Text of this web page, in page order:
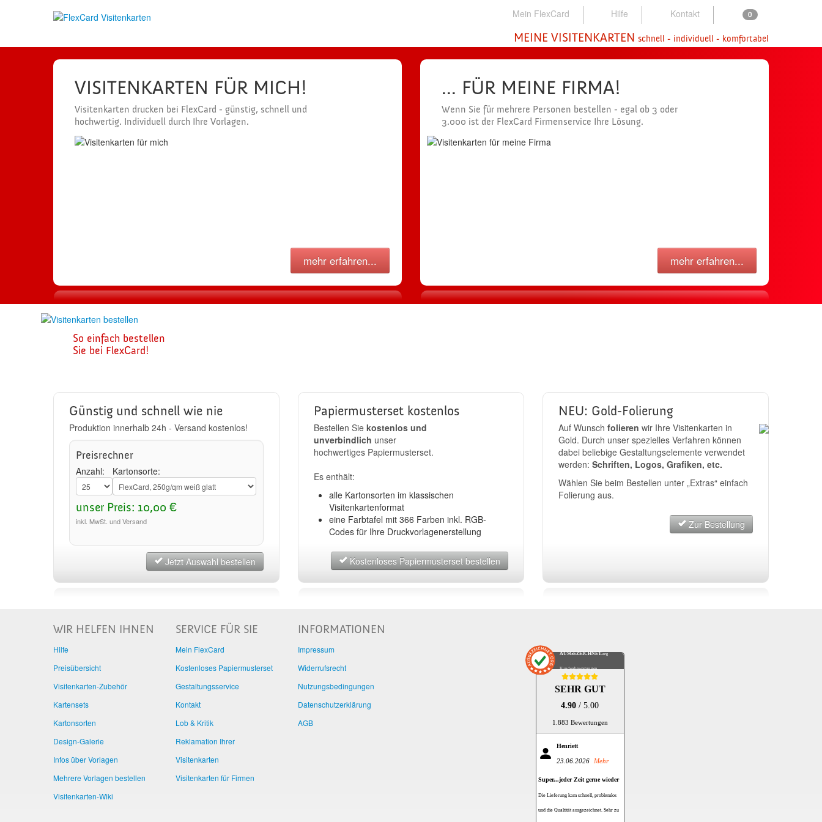
Mein FlexCard Hilfe Kontakt 0
MEINE VISITENKARTEN schnell - individuell - komfortabel
VISITENKARTEN FÜR MICH!
Visitenkarten drucken bei FlexCard - günstig, schnell und
hochwertig. Individuell durch Ihre Vorlagen.
mehr erfahren...
... FÜR MEINE FIRMA!
Wenn Sie für mehrere Personen bestellen - egal ob 3 oder
3.000 ist der FlexCard Firmenservice Ihre Lösung.
mehr erfahren...
So einfach bestellen
Sie bei FlexCard!
Günstig und schnell wie nie
Produktion innerhalb 24h - Versand kostenlos!
Preisrechner
Anzahl: Kartonsorte:
unser Preis: 10,00 €
inkl. MwSt. und Versand
Jetzt Auswahl bestellen
Papiermusterset kostenlos
Bestellen Sie kostenlos und
unverbindlich unser
hochwertiges Papiermusterset.
Es enthält:
alle Kartonsorten im klassischen
Visitenkartenformat
eine Farbtafel mit 366 Farben inkl. RGB-
Codes für Ihre Druckvorlagenerstellung
Kostenloses Papiermusterset bestellen
NEU: Gold-Folierung
Auf Wunsch folieren wir Ihre Visitenkarten in
Gold. Durch unser spezielles Verfahren können
dabei beliebige Gestaltungselemente verwendet
werden: Schriften, Logos, Grafiken, etc.
Wählen Sie beim Bestellen unter „Extras“ einfach
Folierung aus.
Zur Bestellung
WIR HELFEN IHNEN
Hilfe
Preisübersicht
Visitenkarten-Zubehör
Kartensets
Kartonsorten
Design-Galerie
Infos über Vorlagen
Mehrere Vorlagen bestellen
Visitenkarten-Wiki
SERVICE FÜR SIE
Mein FlexCard
Kostenloses Papiermusterset
Gestaltungsservice
Kontakt
Lob & Kritik
Reklamation Ihrer
Visitenkarten
Visitenkarten für Firmen
INFORMATIONEN
Impressum
Widerrufsrecht
Nutzungsbedingungen
Datenschutzerklärung
AGB
AUSGEZEICHNET .org
Kundenbewertungen
SEHR GUT
4.90/ 5.00
1.883 Bewertungen
Henriett
23.06.2026 Mehr
Super...jeder Zeit gerne wieder
Die Lieferung kam schnell, problemlos
und die Qualtität ausgezeichnet. Sehr zu